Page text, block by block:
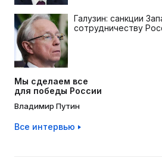
Галузин: санкции
сотрудничеству
Мы сделаем все
для победы России
Владимир Путин
Все интервью